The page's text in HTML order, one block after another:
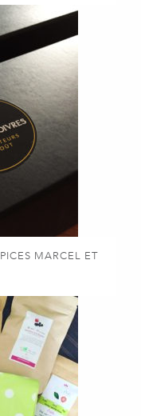
MARCEL ET